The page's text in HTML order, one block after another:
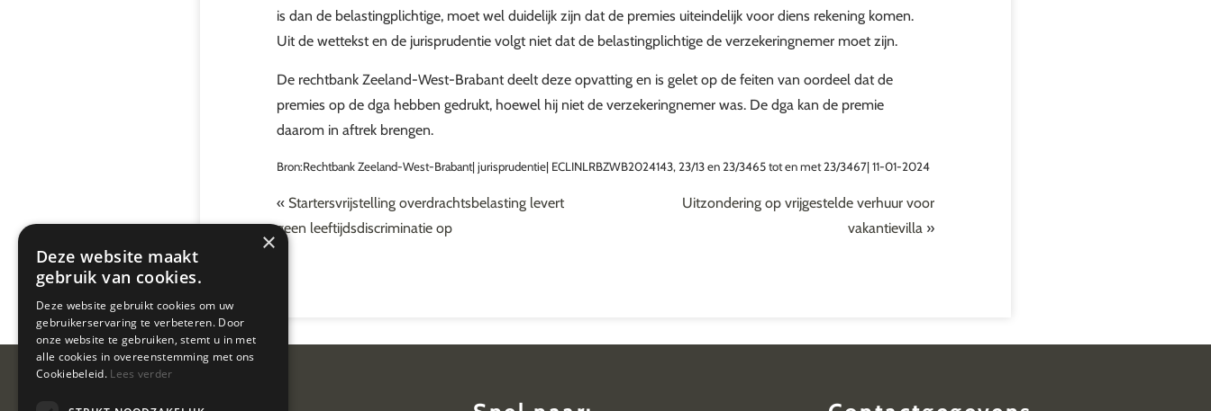
is dan de belastingplichtige, moet wel duidelijk zijn dat de premies uiteindelijk voor diens rekening komen.
Uit de wettekst en de jurisprudentie volgt niet dat de belastingplichtige de verzekeringnemer moet zijn.
De rechtbank Zeeland-West-Brabant deelt deze opvatting en is gelet op de feiten van oordeel dat de
premies op de dga hebben gedrukt, hoewel hij niet de verzekeringnemer was. De dga kan de premie
daarom in aftrek brengen.
Bron:Rechtbank Zeeland-West-Brabant| jurisprudentie| ECLINLRBZWB2024143, 23/13 en 23/3465 tot en met 23/3467| 11-01-2024
« Startersvrijstelling overdrachtsbelasting levert
geen leeftijdsdiscriminatie op
Uitzondering op vrijgestelde verhuur voor
vakantievilla »
×
Deze website maakt
gebruik van cookies.
Deze website gebruikt cookies om uw
gebruikerservaring te verbeteren. Door
onze website te gebruiken, stemt u in met
alle cookies in overeenstemming met ons
Cookiebeleid. Lees verder